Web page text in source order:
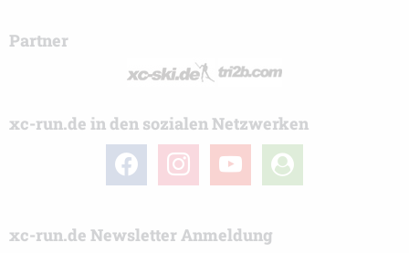
Partner
xc-run.de in den sozialen Netzwerken
facebook instagram youtube
user-
circle
xc-run.de Newsletter Anmeldung